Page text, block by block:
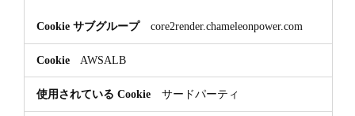
core2render.chameleonpower.com
AWSALB
サードパーティ